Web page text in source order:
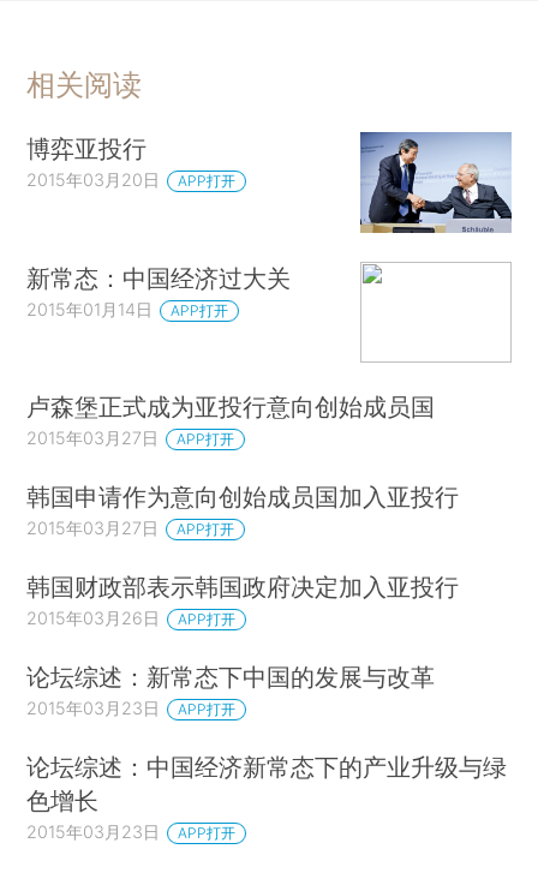
相关阅读
博弈亚投行
2015年03月20日 APP打开
新常态：中国经济过大关
2015年01月14日 APP打开
卢森堡正式成为亚投行意向创始成员国
2015年03月27日 APP打开
韩国申请作为意向创始成员国加入亚投行
2015年03月27日 APP打开
韩国财政部表示韩国政府决定加入亚投行
2015年03月26日 APP打开
论坛综述：新常态下中国的发展与改革
2015年03月23日 APP打开
论坛综述：中国经济新常态下的产业升级与绿
色增长
2015年03月23日 APP打开